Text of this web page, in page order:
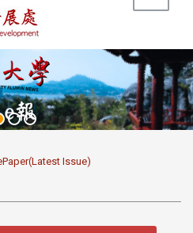
Issue)